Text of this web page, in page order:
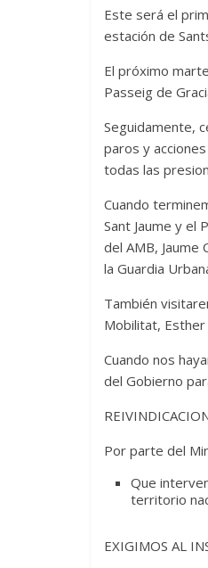
Este será el
estación de
El próximo
Passeig de
Seguidamente,
paros y
todas las
Cuando
Sant Jaume y el
del AMB,
la Guardia
También
Mobilitat,
Cuando nos
del Gobierno
Por parte del
Que
territorio
EXIGIMOS AL